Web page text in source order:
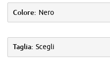
Colore: Nero
Taglia: Scegli